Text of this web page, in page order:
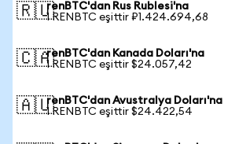
🇷🇺renBTC'dan Rus Rublesi'na
1 RENBTC eşittir ₽1.424.694,68
🇨🇦renBTC'dan Kanada Doları'na
1 RENBTC eşittir $24.057,42
🇦🇺renBTC'dan Avustralya Doları'na
1 RENBTC eşittir $24.422,54